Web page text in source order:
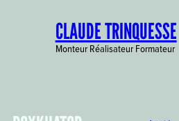
CLAUDE TRINQUESSE
Monteur Réalisateur Formateur